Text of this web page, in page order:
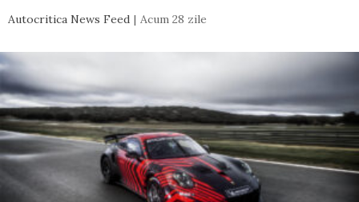
Autocritica News Feed Acum 28 zile